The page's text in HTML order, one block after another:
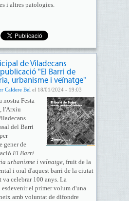
i altres patologies.
de Viladecans
"El Barri de
urbanisme i veïnatge"
Caldere Bel el 18/01/2024 - 19:03
nostra Festa
l'Arxiu
del Barri
gener de
El Barri
urbanisme i veïnatge,fruit de la
i oral d'aquest barri de la ciutat
va celebrar 100 anys. La
el primer volum d'una
amb voluntat de difondre